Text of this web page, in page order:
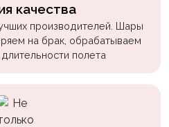
качества
производителей. Шары
на брак, обрабатываем
полета